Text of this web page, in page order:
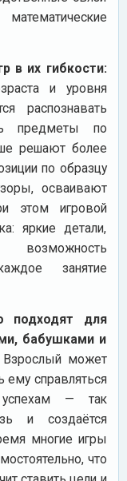
в их гибкости:
и уровня
распознавать
предметы по
решают более
по образцу
осваивают
этом игровой
яркие детали,
занятие
подходят для
бабушками и
Взрослый может
ему справляться
— так
и создаётся
многие игры
что